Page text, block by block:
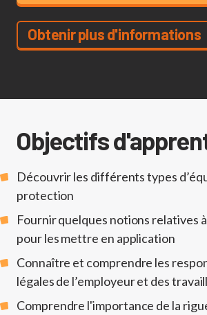
Obtenir plus d'informations
Objectifs
Découvrir les différents types
protection
Fournir quelques notions relatives
pour les mettre en application
Connaître et comprendre les
légales de l’employeur et des
Comprendre l'importance de la